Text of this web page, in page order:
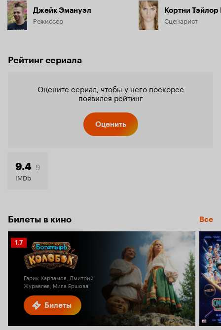
Джейк Эмануэл
Режиссёр
Кортни
Сценарист
Рейтинг сериала
Оцените сериал, чтобы у него поскорее
появился рейтинг
Оценить
9.4 9
IMDb
Билеты в кино Все
Билеты
Рейтинг
Кинопоиска
1.7
Гарик Харламов, Дмитрий
Журавлев, Мила Ершова